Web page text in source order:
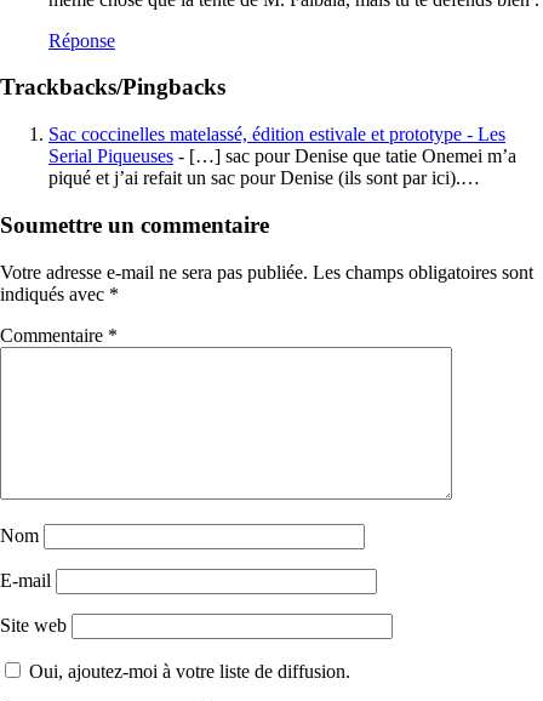
Réponse
Trackbacks/Pingbacks
Sac coccinelles matelassé, édition estivale et prototype - Les
Serial Piqueuses - […] sac pour Denise que tatie Onemei m’a
piqué et j’ai refait un sac pour Denise (ils sont par ici).…
Soumettre un commentaire
Votre adresse e-mail ne sera pas publiée. Les champs obligatoires sont
indiqués avec *
Commentaire *
Nom
E-mail
Site web
Oui, ajoutez-moi à votre liste de diffusion.